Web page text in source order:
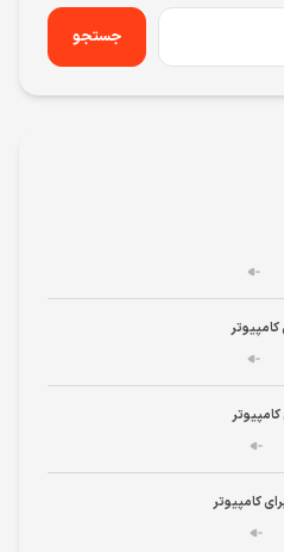
جستجو